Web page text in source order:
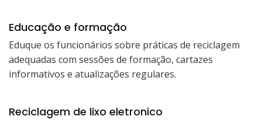
Educação e formação
Eduque os funcionários sobre práticas de reciclagem
adequadas com sessões de formação, cartazes
informativos e atualizações regulares.
Reciclagem de lixo eletronico